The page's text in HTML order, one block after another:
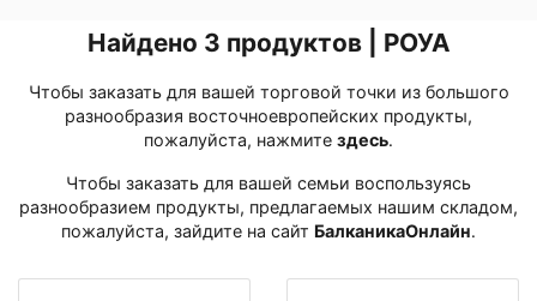
Найдено 3 продуктов | РОУА
Чтобы заказать для вашей торговой точки из большого
разнообразия восточноевропейских продукты,
пожалуйста, нажмите здесь․
Чтобы заказать для вашей семьи воспользуясь
разнообразием продукты, предлагаемых нашим складом,
пожалуйста, зайдите на сайт БалканикаОнлайн․